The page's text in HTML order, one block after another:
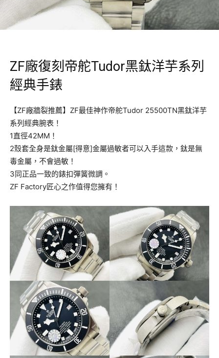
ZF廠復刻帝舵Tudor黑鈦洋芋系列
經典手錶
【ZF廠牆裂推薦】ZF最佳神作帝舵Tudor 25500TN黑鈦洋芋
系列經典腕表！
1直徑42MM！
2殼套全身是鈦金屬[得意]金屬過敏者可以入手這款，鈦是無
毒金屬，不會過敏！
3同正品一致的錶扣彈簧微調。
ZF Factory匠心之作值得您擁有！